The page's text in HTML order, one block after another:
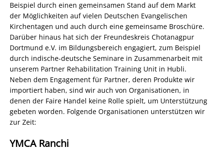
Beispiel durch einen gemeinsamen Stand auf dem Markt
der Möglichkeiten auf vielen Deutschen Evangelischen
Kirchentagen und auch durch eine gemeinsame Broschüre.
Darüber hinaus hat sich der Freundeskreis Chotanagpur
Dortmund e.V. im Bildungsbereich engagiert, zum Beispiel
durch indische-deutsche Seminare in Zusammenarbeit mit
unserem Partner Rehabilitation Training Unit in Hubli.
Neben dem Engagement für Partner, deren Produkte wir
importiert haben, sind wir auch von Organisationen, in
denen der Faire Handel keine Rolle spielt, um Unterstützung
gebeten worden. Folgende Organisationen unterstützen wir
zur Zeit:
YMCA Ranchi